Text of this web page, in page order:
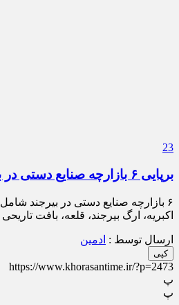
23
برپایی ۶ بازارچه صنایع دستی در بیرجند
اکبریه، ارگ بیرجند، قلعه، بافت
ارسال توسط : ادمین
کپی
https://www.khorasantime.ir/?p=2473
پ
پ